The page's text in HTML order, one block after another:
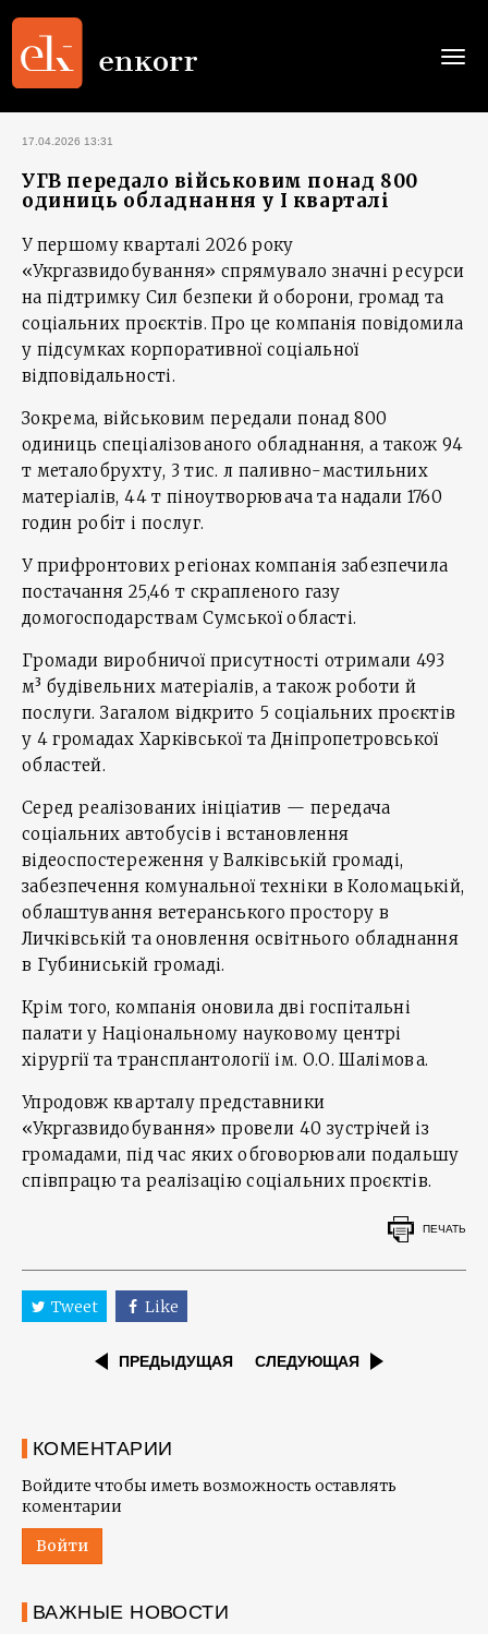
17.04.2026 13:31
УГВ передало військовим понад 800
одиниць обладнання у І кварталі
У першому кварталі 2026 року
«Укргазвидобування» спрямувало значні ресурси
на підтримку Сил безпеки й оборони, громад та
соціальних проєктів. Про це компанія повідомила
у підсумках корпоративної соціальної
відповідальності.
Зокрема, військовим передали понад 800
одиниць спеціалізованого обладнання, а також 94
т металобрухту, 3 тис. л паливно-мастильних
матеріалів, 44 т піноутворювача та надали 1760
годин робіт і послуг.
У прифронтових регіонах компанія забезпечила
постачання 25,46 т скрапленого газу
домогосподарствам Сумської області.
Громади виробничої присутності отримали 493
м³ будівельних матеріалів, а також роботи й
послуги. Загалом відкрито 5 соціальних проєктів
у 4 громадах Харківської та Дніпропетровської
областей.
Серед реалізованих ініціатив — передача
соціальних автобусів і встановлення
відеоспостереження у Валківській громаді,
забезпечення комунальної техніки в Коломацькій,
облаштування ветеранського простору в
Личківській та оновлення освітнього обладнання
в Губиниській громаді.
Крім того, компанія оновила дві госпітальні
палати у Національному науковому центрі
хірургії та трансплантології ім. О.О. Шалімова.
Упродовж кварталу представники
«Укргазвидобування» провели 40 зустрічей із
громадами, під час яких обговорювали подальшу
співпрацю та реалізацію соціальних проєктів.
ПЕЧАТЬ
Tweet Like
ПРЕДЫДУЩАЯ СЛЕДУЮЩАЯ
КОМЕНТАРИИ
Войдите чтобы иметь возможность оставлять
коментарии
Войти
ВАЖНЫЕ НОВОСТИ